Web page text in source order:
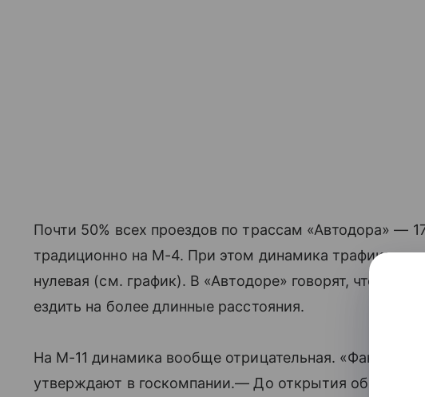
Почти 50% всех проездов по трассам «Автодора» —
традиционно на М-4. При этом динамика трафика на
нулевая (см. график). В «Автодоре» говорят, что
ездить на более длинные расстояния.
На М-11 динамика вообще отрицательная.
утверждают в госкомпании.— До открытия обхода